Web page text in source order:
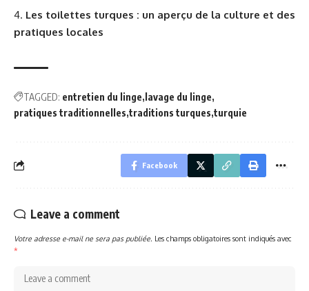
Les toilettes turques : un aperçu de la culture et des
pratiques locales
TAGGED: entretien du linge lavage du linge
pratiques traditionnelles traditions turques turquie
Facebook
Leave a comment
Votre adresse e-mail ne sera pas publiée. Les champs obligatoires sont indiqués avec
*